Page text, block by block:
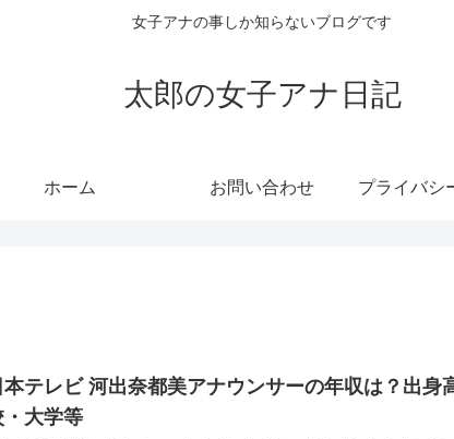
女子アナの事しか知らないブログです
太郎の女子アナ日記
ホーム お問い合わせ
本テレビ 河出奈都美アナウンサーの年収は？出身
・大学等